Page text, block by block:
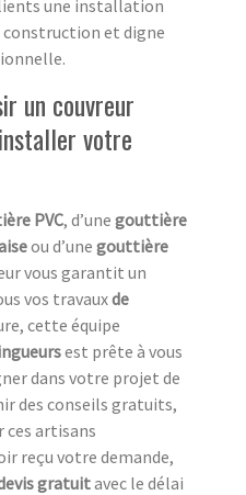
une installation
construction et digne
un couvreur
votre
PVC, d’une gouttière
ou d’une gouttière
vous garantit un
vos travauxde
cette équipe
est prête à vous
dans votre projet de
des conseils gratuits,
ces artisans
reçu votre demande,
gratuitavec le délai